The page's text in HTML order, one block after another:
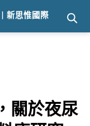
| 新思惟國際
關於夜尿